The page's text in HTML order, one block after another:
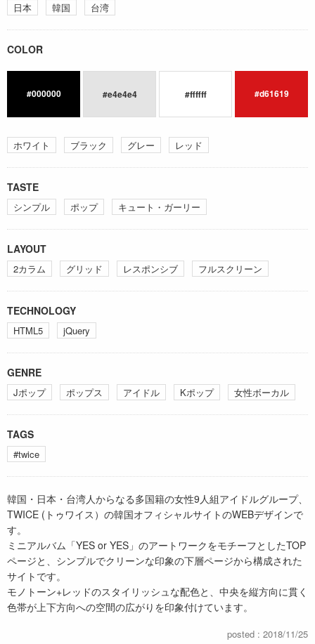
日本 韓国 台湾
COLOR
#000000 #e4e4e4 #ffffff #d61619
ホワイト ブラック グレー レッド
TASTE
シンプル ポップ キュート・ガーリー
LAYOUT
2カラム グリッド レスポンシブ フルスクリーン
TECHNOLOGY
HTML5 jQuery
GENRE
Jポップ ポップス アイドル Kポップ 女性ボーカル
TAGS
#twice
韓国・日本・台湾人からなる多国籍の女性9人組アイドルグループ、
TWICE (トゥワイス）の韓国オフィシャルサイトのWEBデザインで
す。
ミニアルバム「YES or YES」のアートワークをモチーフとしたTOP
ページと、シンプルでクリーンな印象の下層ページから構成された
サイトです。
モノトーン+レッドのスタイリッシュな配色と、中央を縦方向に貫く
色帯が上下方向への空間の広がりを印象付けています。
posted : 2018/11/25